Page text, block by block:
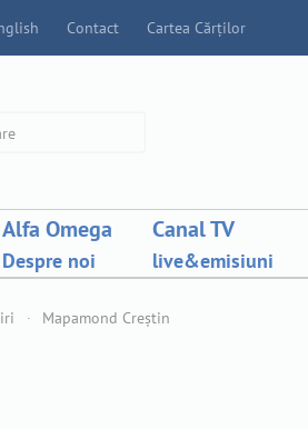
Contact Cartea Cărților
Alfa Omega
Despre noi
Canal TV
live&emisiuni
Mapamond Creștin